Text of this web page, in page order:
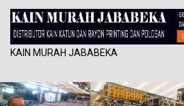
KAIN MURAH JABABEKA